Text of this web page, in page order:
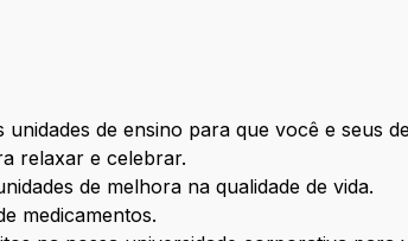
de ensino para que você e seus
relaxar e celebrar.
de melhora na qualidade de vida.
medicamentos.